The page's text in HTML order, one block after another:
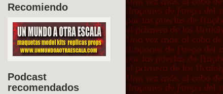
Recomiendo
Podcast
recomendados